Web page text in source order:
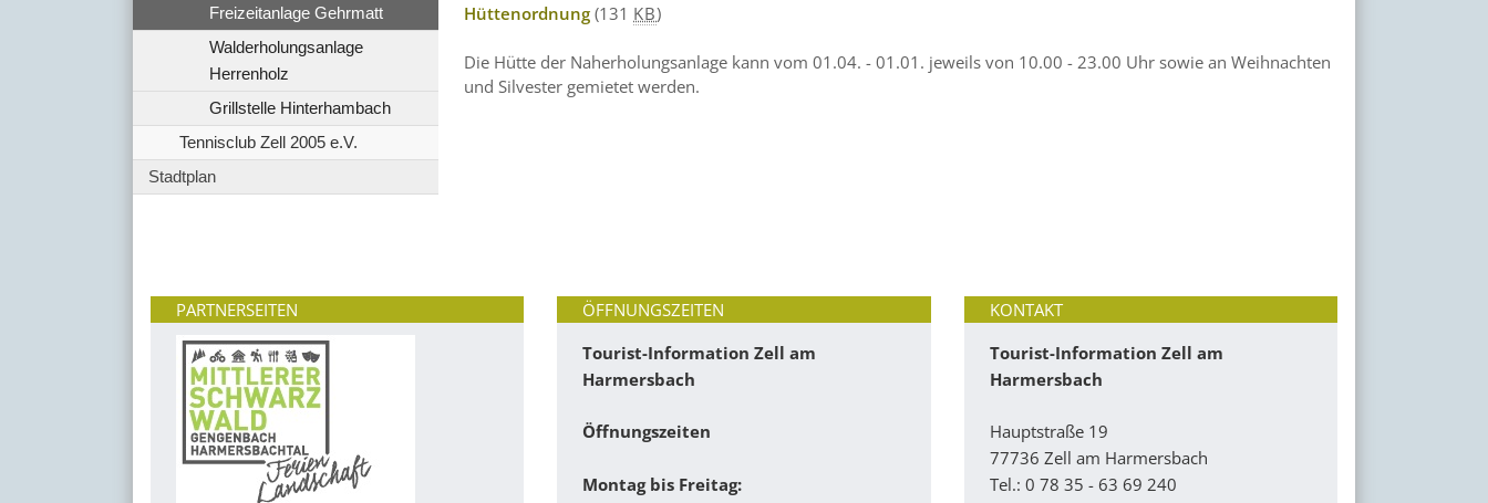
Freizeitanlage Gehrmatt
Walderholungsanlage
Herrenholz
Grillstelle Hinterhambach
Tennisclub Zell 2005 e.V.
Stadtplan
Hüttenordnung (131 KB)
Die Hütte der Naherholungsanlage kann vom 01.04. - 01.01. jeweils von 10.00 - 23.00 Uhr sowie an Weihnachten
und Silvester gemietet werden.
PARTNERSEITEN
ÖFFNUNGSZEITEN
Tourist-Information Zell am
Harmersbach
Öffnungszeiten
Montag bis Freitag:
KONTAKT
Tourist-Information Zell am
Harmersbach
Hauptstraße 19
77736 Zell am Harmersbach
Tel.: 0 78 35 - 63 69 240